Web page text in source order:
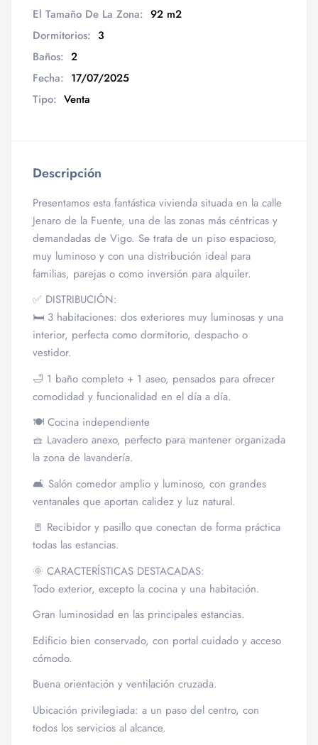
El Tamaño De La Zona: 92 m2
Dormitorios: 3
Baños: 2
Fecha: 17/07/2025
Tipo: Venta
Descripción
Presentamos esta fantástica vivienda situada en la calle
Jenaro de la Fuente, una de las zonas más céntricas y
demandadas de Vigo. Se trata de un piso espacioso,
muy luminoso y con una distribución ideal para
familias, parejas o como inversión para alquiler.
✅ DISTRIBUCIÓN:
🛏 3 habitaciones: dos exteriores muy luminosas y una
interior, perfecta como dormitorio, despacho o
vestidor.
🛁 1 baño completo + 1 aseo, pensados para ofrecer
comodidad y funcionalidad en el día a día.
🍽 Cocina independiente
🧺 Lavadero anexo, perfecto para mantener organizada
la zona de lavandería.
🛋 Salón comedor amplio y luminoso, con grandes
ventanales que aportan calidez y luz natural.
🚪 Recibidor y pasillo que conectan de forma práctica
todas las estancias.
🌞 CARACTERÍSTICAS DESTACADAS:
Todo exterior, excepto la cocina y una habitación.
Gran luminosidad en las principales estancias.
Edificio bien conservado, con portal cuidado y acceso
cómodo.
Buena orientación y ventilación cruzada.
Ubicación privilegiada: a un paso del centro, con
todos los servicios al alcance.